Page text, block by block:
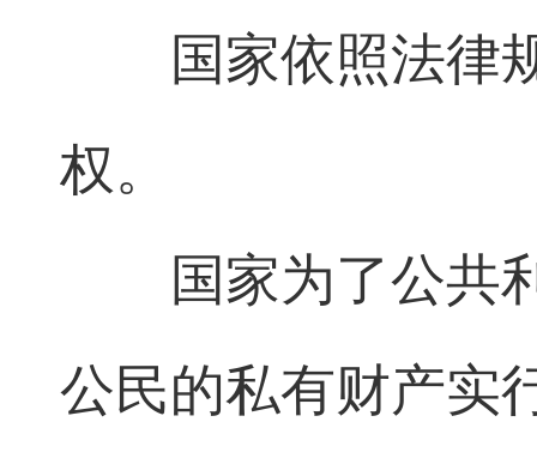
国家依照法律
权。
国家为了公共
公民的私有财产实